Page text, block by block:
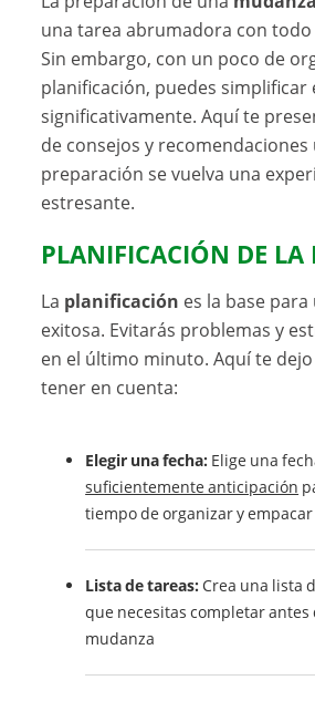
una tarea abrumadora con
Sin embargo, con un poco de
planificación, puedes simplificar
significativamente. Aquí te
de consejos y
preparación se vuelva una
estresante.
PLANIFICACIÓN DE
La planificación es la base
exitosa. Evitarás problemas y
en el último minuto. Aquí te
tener en cuenta:
Elegir una fecha: Elige una
suficientemente anticipación
tiempo de organizar y empacar
Lista de tareas: Crea una lista
que necesitas completar antes
mudanza